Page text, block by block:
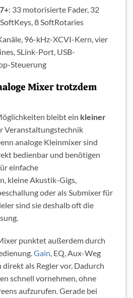
: 33 motorisierte Fader, 32
8 SoftRotaries
96-kHz-XCVI-Kern, vier
SLink-Port, USB-
Steuerung
Mixer trotzdem
bleibt ein kleiner
Veranstaltungstechnik
analoge Kleinmixer sind
bedienbar und benötigen
einfache
kleine Akustik-Gigs,
oder als Submixer für
sind sie deshalb oft die
punktet außerdem durch
Gain, EQ, Aux-Weg
als Regler vor. Dadurch
schnell vornehmen, ohne
aufzurufen. Gerade bei